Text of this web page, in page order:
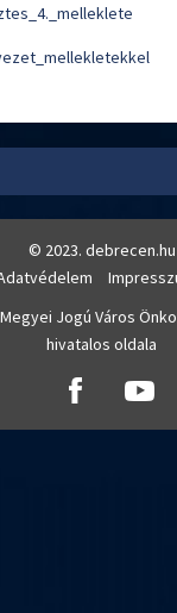
© 2023. debrecen.hu
Jogú Város
hivatalos oldala